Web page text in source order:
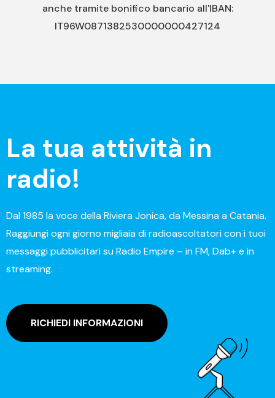
anche tramite bonifico bancario all'IBAN:
IT96W0871382530000000427124
La tua attività in
radio!
Dal 1985 la voce della Riviera Jonica, da Messina a Catania.
Raggiungi ogni giorno migliaia di radioascoltatori con i tuoi
messaggi pubblicitari su Radio Empire – in FM, Dab+ e in
streaming.
RICHIEDI INFORMAZIONI